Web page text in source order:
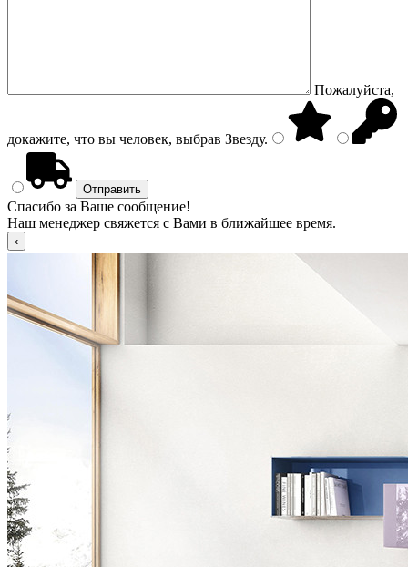
Пожалуйста,
докажите, что вы человек, выбрав Звезду.
Спасибо за Ваше сообщение!
Наш менеджер свяжется с Вами в ближайшее время.